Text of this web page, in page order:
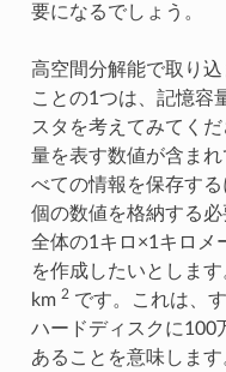
要になるでしょう。
高空間分解能で取り
ことの1つは、記憶容
スタを考えてみてく
量を表す数値が含ま
べての情報を保存す
個の数値を格納する
全体の1キロ×1キロメ
を作成したいとしま
km 2です。これは、
ハードディスクに100
あることを意味しま